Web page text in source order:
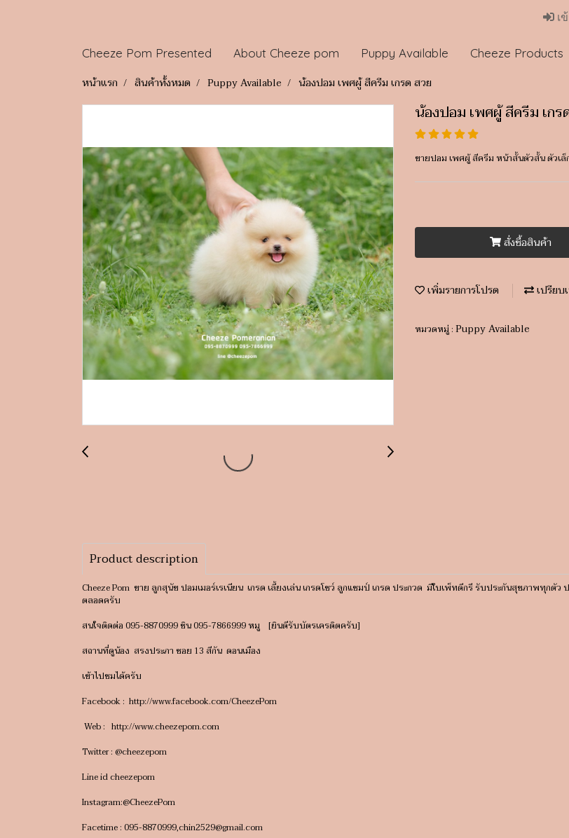
เ
Cheeze Pom Presented About Cheeze pom Puppy Available Cheeze Products
หน้าแรก สินค้าทั้งหมด Puppy Available น้องปอม เพศผู้ สีครีม เกรด สวย
น้องปอม เพศผู้ สีครีม เกร
ขายปอม เพศผู้ สีครีม หน้าสั้นตัวสั้น ตัวเล็
สั่งซื้อสินค้า
เพิ่มรายการโปรด เปรียบ
หมวดหมู่ : Puppy Available
Product description
Cheeze Pom ขาย ลูกสุนัข ปอมเมอร์เรเนียน เกรด เลี้ยงเล่น เกรดโชว์ ลูกแชมป์ เกรด ประกวด มีใบเพ็ทดีกรี รับประกันสุขภาพทุ
ตลอดครับ
สนใจติดต่อ 095-8870999 ชิน 095-7866999 หมู [ยินดีรับบัตรเครดิตครับ]
สถานที่ดูน้อง สรงประภา ซอย 13 สีกัน ดอนเมือง
เข้าไปชมได้ครับ
Facebook : http://www.facebook.com/CheezePom
Web : http://www.cheezepom.com
Twitter : @cheezepom
Line id cheezepom
Instagram:@CheezePom
Facetime : 095-8870999,chin2529@gmail.com